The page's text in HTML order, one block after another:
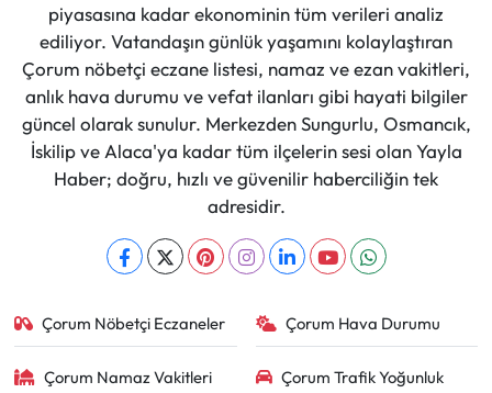
piyasasına kadar ekonominin tüm verileri analiz
ediliyor. Vatandaşın günlük yaşamını kolaylaştıran
Çorum nöbetçi eczane listesi, namaz ve ezan vakitleri,
anlık hava durumu ve vefat ilanları gibi hayati bilgiler
güncel olarak sunulur. Merkezden Sungurlu, Osmancık,
İskilip ve Alaca'ya kadar tüm ilçelerin sesi olan Yayla
Haber; doğru, hızlı ve güvenilir haberciliğin tek
adresidir.
Çorum Nöbetçi Eczaneler Çorum Hava Durumu
Çorum Namaz Vakitleri
Çorum Trafik Yoğunluk